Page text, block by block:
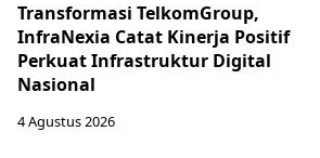
Transformasi TelkomGroup,
InfraNexia Catat Kinerja Positif
Perkuat Infrastruktur Digital
Nasional
4 Agustus 2026